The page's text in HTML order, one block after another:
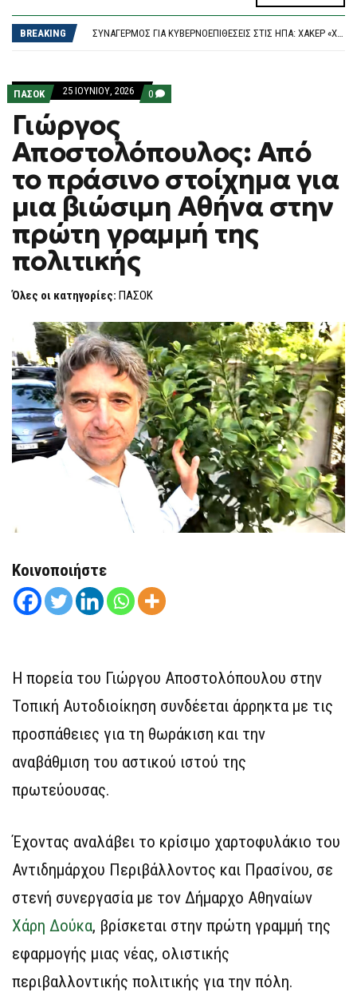
N
BREAKING
ΣΥΝΑΓΕΡΜΌΣ ΓΙΑ ΚΥΒΕΡΝΟΕΠΙΘΈΣΕΙΣ ΣΤΙΣ ΗΠΑ: ΧΆΚΕΡ «ΧΤΥΠΟΎΝ» ΚΟΛΟΣΣΟΎΣ ΜΕ ΈΝΑ ΤΗΛΕΦΏΝΗΜΑ – ΠΏΣ ΠΑΓΙΔΕΎΟΥΝ ΕΡΓΑΖΟΜΈΝΟΥΣ ΚΑΙ ΑΡΠΆΖΟΥΝ ΚΩΔΙΚΟΎΣ
ΤΟ ΚΟΙΝΟΒΟΎΛΙΟ ΤΟΥ ΙΡΆΝ ΕΞΕΤΆΖΕΙ ΝΟΜΟΣΧΈΔΙΟ ΠΟΥ ΘΑ ΑΠΑΓΟΡΕΎΕΙ ΣΕ ΑΜΕΡΙΚΑΝΙΚΆ ΚΑΙ ΙΣΡΑΗΛΙΝΆ ΠΛΟΊΑ ΤΗ ΔΙΈΛΕΥΣΗ ΑΠΌ ΤΑ ΣΤΕΝΆ ΤΟΥ ΟΡΜΟΎΖ
ΠΑΣΟΚ 25 ΙΟΥΝΊΟΥ, 2026 0 COMMENTS
ON
ΤΟ
ΠΡΆΣΙΝΟ
ΣΤΟΊΧΗΜΑ
ΓΙΑ
ΜΙΑ
ΒΙΏΣΙΜΗ
ΑΘΉΝΑ
ΣΤΗΝ
ΠΡΏΤΗ
Γιώργος
Αποστολόπουλος: Από
το πράσινο στοίχημα για
μια βιώσιμη Αθήνα στην
πρώτη γραμμή της
πολιτικής
Όλες οι κατηγορίες: ΠΑΣΟΚ
Κοινοποιήστε
Η πορεία του Γιώργου Αποστολόπουλου στην
Τοπική Αυτοδιοίκηση συνδέεται άρρηκτα με τις
προσπάθειες για τη θωράκιση και την
αναβάθμιση του αστικού ιστού της
πρωτεύουσας.
Έχοντας αναλάβει το κρίσιμο χαρτοφυλάκιο του
Αντιδημάρχου Περιβάλλοντος και Πρασίνου, σε
στενή συνεργασία με τον Δήμαρχο Αθηναίων
Χάρη Δούκα, βρίσκεται στην πρώτη γραμμή της
εφαρμογής μιας νέας, ολιστικής
περιβαλλοντικής πολιτικής για την πόλη.